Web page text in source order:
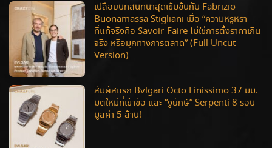
เปลือยบทสนทนาสุดเข้มข้นกับ Fabrizio
Buonamassa Stigliani เมื่อ “ความหรูหรา
ที่แท้จริงคือ Savoir-Faire ไม่ใช่การตั้งราคาเกิน
จริง หรือมุกทางการตลาด” (Full Uncut
Version)
สัมผัสแรก Bvlgari Octo Finissimo 37 มม.
มิติใหม่ที่เข้าข้อ และ “งูยักษ์” Serpenti 8 รอบ
มูลค่า 5 ล้าน!